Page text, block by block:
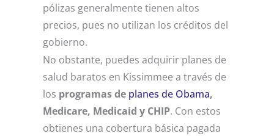
pólizas generalmente tienen altos
precios, pues no utilizan los créditos del
gobierno.
No obstante, puedes adquirir planes de
salud baratos en Kissimmee a través de
los programas de planes de Obama,
Medicare, Medicaid y CHIP. Con estos
obtienes una cobertura básica pagada